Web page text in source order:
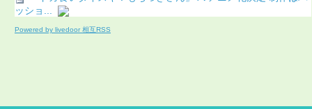
ッショ...
Powered by livedoor 相互RSS